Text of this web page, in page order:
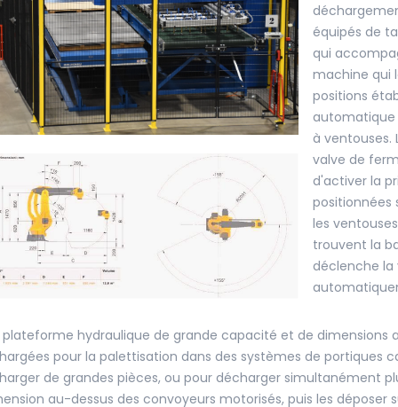
équipés de
qui
machine qui
positions
automatique
à ventouses.
valve de
d'activer la
positionnées
les
trouvent la
déclenche la
plateforme hydraulique de grande capacité et de dimensions
pour la palettisation dans des systèmes de portiques
de grandes pièces, ou pour décharger simultanément
au-dessus des convoyeurs motorisés, puis les déposer